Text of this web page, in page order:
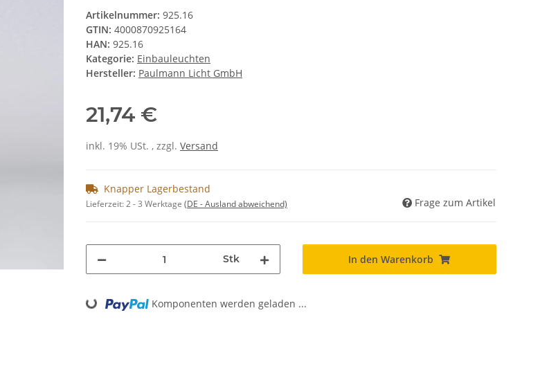
Artikelnummer: 925.16
GTIN: 4000870925164
HAN: 925.16
Kategorie: Einbauleuchten
Hersteller: Paulmann Licht GmbH
21,74 €
inkl. 19% USt. , zzgl. Versand
Knapper Lagerbestand
Lieferzeit:2 - 3 Werktage (DE - Ausland abweichend) Frage zum Artikel
Stk In den Warenkorb
Loading... Komponenten werden geladen ...